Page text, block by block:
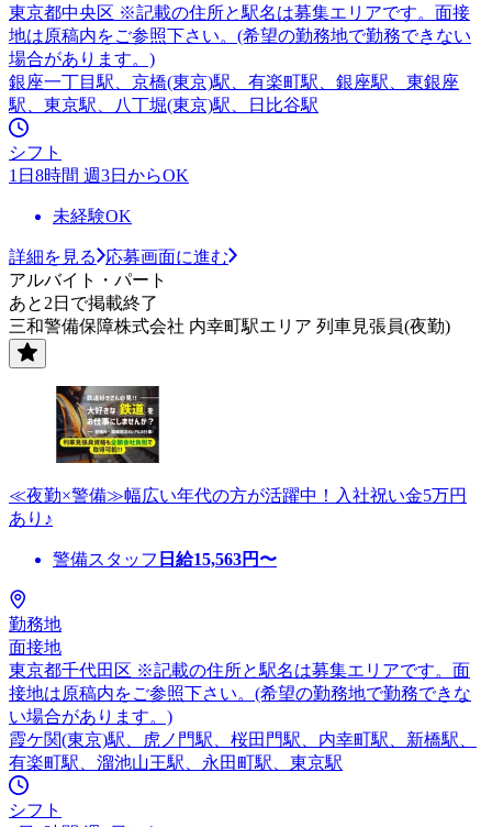
東京都中央区 ※記載の住所と駅名は募集エリアです。面接
地は原稿内をご参照下さい。(希望の勤務地で勤務できない
場合があります。)
銀座一丁目駅、京橋(東京)駅、有楽町駅、銀座駅、東銀座
駅、東京駅、八丁堀(東京)駅、日比谷駅
シフト
1日8時間 週3日からOK
未経験OK
詳細を見る
応募画面に進む
アルバイト・パート
あと2日で掲載終了
三和警備保障株式会社 内幸町駅エリア 列車見張員(夜勤)
≪夜勤×警備≫幅広い年代の方が活躍中！入社祝い金5万円
あり♪
警備スタッフ 日給15,563円〜
勤務地
面接地
東京都千代田区 ※記載の住所と駅名は募集エリアです。面
接地は原稿内をご参照下さい。(希望の勤務地で勤務できな
い場合があります。)
霞ケ関(東京)駅、虎ノ門駅、桜田門駅、内幸町駅、新橋駅、
有楽町駅、溜池山王駅、永田町駅、東京駅
シフト